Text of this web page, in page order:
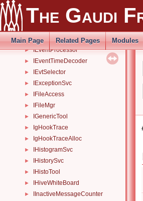
The Gaudi
Main Page Related Pages Modules
IDODAlgMapper
► IErrorTool
► IEventProcessor
► IEventTimeDecoder
► IEvtSelector
► IExceptionSvc
► IFileAccess
► IFileMgr
► IGenericTool
► IgHookTrace
► IgHookTraceAlloc
► IHistogramSvc
► IHistorySvc
► IHistoTool
► IHiveWhiteBoard
► IInactiveMessageCounter